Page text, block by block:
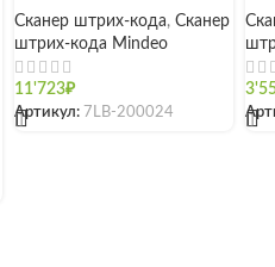
Сканер штрих-кода, Сканер
штрих-кода Mindeo
11'723₽
Артикул: 7LB-200024
[] []